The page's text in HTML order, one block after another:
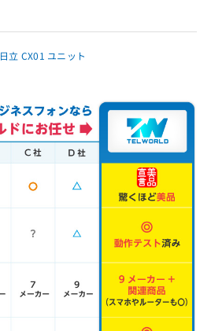
日立 CX01 ユニット